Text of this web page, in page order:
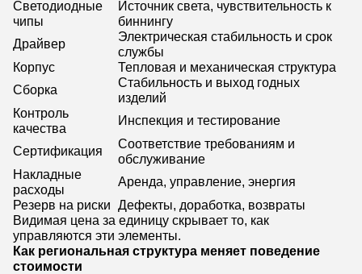
Светодиодные
чипы
Источник света, чувствительность к
биннингу
Драйвер
Электрическая стабильность и срок
службы
Корпус
Тепловая и механическая структура
Сборка
Стабильность и выход годных
изделий
Контроль
качества
Инспекция и тестирование
Сертификация
Соответствие требованиям и
обслуживание
Накладные
расходы
Аренда, управление, энергия
Резерв на риски Дефекты, доработка, возвраты
Видимая цена за единицу скрывает то, как
управляются эти элементы.
Как региональная структура меняет поведение
стоимости